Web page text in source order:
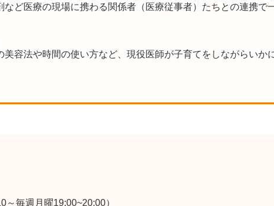
など医療の現場に携わる関係者（医療従事者）たちとの連携で
容法や時間の使い方など、現役医師が子育てをしながらいか
～毎週月曜19:00~20:00）